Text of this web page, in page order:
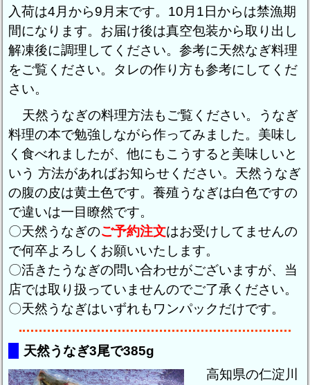
入荷は4月から9月末です。10月1日からは禁漁期
間になります。お届け後は真空包装から取り出し
解凍後に調理してください。参考に天然なぎ料理
をご覧ください。タレの作り方も参考にしてくだ
さい。
天然うなぎの料理方法もご覧ください。うなぎ
料理の本で勉強しながら作ってみました。美味し
く食べれましたが、他にもこうすると美味しいと
いう 方法があればお知らせください。天然うなぎ
の腹の皮は黄土色です。養殖うなぎは白色ですの
で違いは一目瞭然です。
〇天然うなぎのご予約注文はお受けしてませんの
で何卒よろしくお願いいたします。
〇活きたうなぎの問い合わせがございますが、当
店では取り扱っていませんのでご了承ください。
〇天然うなぎはいずれもワンパックだけです。
天然うなぎ3尾で385g
高知県の仁淀川